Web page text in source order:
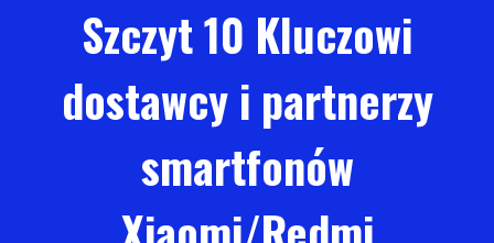
Szczyt 10 Kluczowi
dostawcy i partnerzy
smartfonów